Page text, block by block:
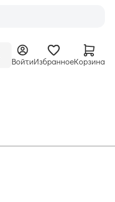
ВойтиИзбранноеКорзина